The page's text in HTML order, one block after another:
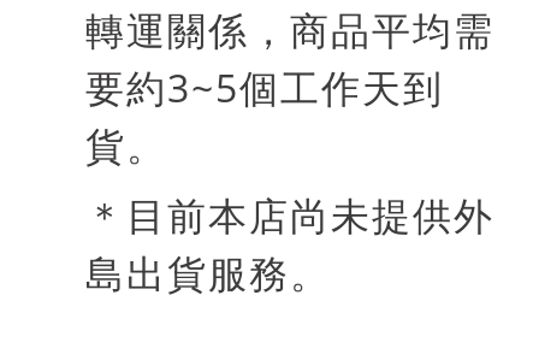
轉運關係，商品平均需
要約3~5個工作天到
貨。
＊目前本店尚未提供外
島出貨服務。